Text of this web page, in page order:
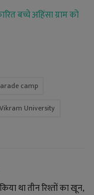
बच्चे अहिंसा ग्राम को
camp
Vikram University
था तीन रिश्तों का खून,